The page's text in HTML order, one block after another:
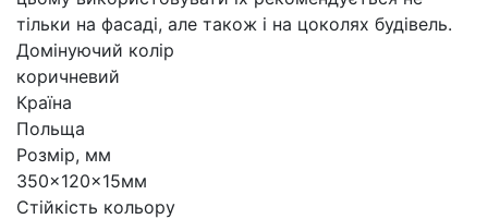
тільки на фасаді, але також і на цоколях будівель.
Домінуючий колір
коричневий
Країна
Польща
Розмір, мм
350x120x15мм
Стійкість кольору